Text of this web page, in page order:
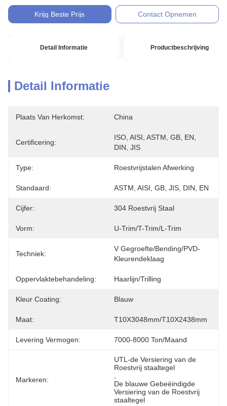
Krijg Beste Prijs Contact Opnemen
Detail Informatie Productbeschrijving
Detail Informatie
Plaats Van Herkomst: China
Certificering:
ISO, AISI, ASTM, GB, EN,
DIN, JIS
Type: Roestvrijstalen Afwerking
Standaard: ASTM, AISI, GB, JIS, DIN, EN
Cijfer: 304 Roestvrij Staal
Vorm: U-Trim/T-Trim/L-Trim
Techniek:
V Gegroefte/Bending/PVD-
Kleurendeklaag
Oppervlaktebehandeling: Haarlijn/trilling
Kleur Coating: Blauw
Maat: T10X3048mm/T10X2438mm
Levering Vermogen: 7000-8000 Ton/maand
Markeren:
UTL-de Versiering van de
Roestvrij staaltegel
De blauwe Gebeëindigde
Versiering van de Roestvrij
staaltegel